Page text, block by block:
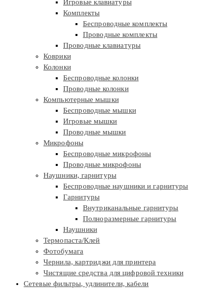
Игровые клавиатуры
Комплекты
Беспроводные комплекты
Проводные комплекты
Проводные клавиатуры
Коврики
Колонки
Беспроводные колонки
Проводные колонки
Компьютерные мышки
Беспроводные мышки
Игровые мышки
Проводные мышки
Микрофоны
Беспроводные микрофоны
Проводные микрофоны
Наушники, гарнитуры
Беспроводные наушники и гарнитуры
Гарнитуры
Внутриканальные гарнитуры
Полноразмерные гарнитуры
Наушники
Термопаста/Клей
Фотобумага
Чернила, картриджи для принтера
Чистящие средства для цифровой техники
Сетевые фильтры, удлинители, кабели